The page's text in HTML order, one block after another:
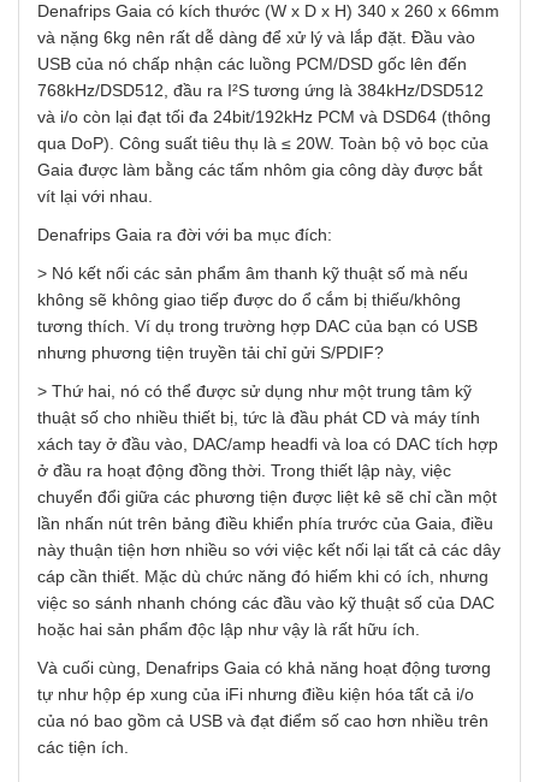
Denafrips Gaia có kích thước (W x D x H) 340 x 260 x 66mm
và nặng 6kg nên rất dễ dàng để xử lý và lắp đặt. Đầu vào
USB của nó chấp nhận các luồng PCM/DSD gốc lên đến
768kHz/DSD512, đầu ra I²S tương ứng là 384kHz/DSD512
và i/o còn lại đạt tối đa 24bit/192kHz PCM và DSD64 (thông
qua DoP). Công suất tiêu thụ là ≤ 20W. Toàn bộ vỏ bọc của
Gaia được làm bằng các tấm nhôm gia công dày được bắt
vít lại với nhau.
Denafrips Gaia ra đời với ba mục đích:
> Nó kết nối các sản phẩm âm thanh kỹ thuật số mà nếu
không sẽ không giao tiếp được do ổ cắm bị thiếu/không
tương thích. Ví dụ trong trường hợp DAC của bạn có USB
nhưng phương tiện truyền tải chỉ gửi S/PDIF?
> Thứ hai, nó có thể được sử dụng như một trung tâm kỹ
thuật số cho nhiều thiết bị, tức là đầu phát CD và máy tính
xách tay ở đầu vào, DAC/amp headfi và loa có DAC tích hợp
ở đầu ra hoạt động đồng thời. Trong thiết lập này, việc
chuyển đổi giữa các phương tiện được liệt kê sẽ chỉ cần một
lần nhấn nút trên bảng điều khiển phía trước của Gaia, điều
này thuận tiện hơn nhiều so với việc kết nối lại tất cả các dây
cáp cần thiết. Mặc dù chức năng đó hiếm khi có ích, nhưng
việc so sánh nhanh chóng các đầu vào kỹ thuật số của DAC
hoặc hai sản phẩm độc lập như vậy là rất hữu ích.
Và cuối cùng, Denafrips Gaia có khả năng hoạt động tương
tự như hộp ép xung của iFi nhưng điều kiện hóa tất cả i/o
của nó bao gồm cả USB và đạt điểm số cao hơn nhiều trên
các tiện ích.